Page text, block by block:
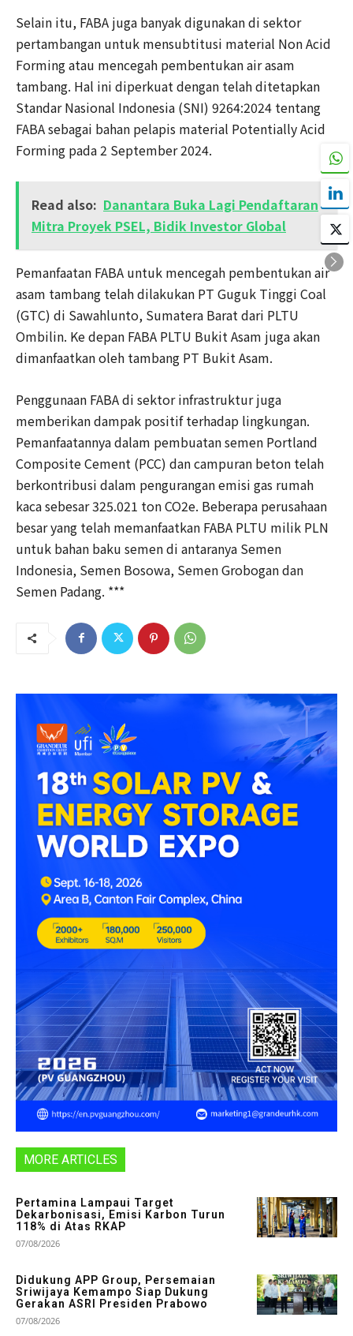
Selain itu, FABA juga banyak digunakan di sektor
pertambangan untuk mensubtitusi material Non Acid
Forming atau mencegah pembentukan air asam
tambang. Hal ini diperkuat dengan telah ditetapkan
Standar Nasional Indonesia (SNI) 9264:2024 tentang
FABA sebagai bahan pelapis material Potentially Acid
Forming pada 2 September 2024.
Read also: Danantara Buka Lagi Pendaftaran
Mitra Proyek PSEL, Bidik Investor Global
Pemanfaatan FABA untuk mencegah pembentukan air
asam tambang telah dilakukan PT Guguk Tinggi Coal
(GTC) di Sawahlunto, Sumatera Barat dari PLTU
Ombilin. Ke depan FABA PLTU Bukit Asam juga akan
dimanfaatkan oleh tambang PT Bukit Asam.
Penggunaan FABA di sektor infrastruktur juga
memberikan dampak positif terhadap lingkungan.
Pemanfaatannya dalam pembuatan semen Portland
Composite Cement (PCC) dan campuran beton telah
berkontribusi dalam pengurangan emisi gas rumah
kaca sebesar 325.021 ton CO2e. Beberapa perusahaan
besar yang telah memanfaatkan FABA PLTU milik PLN
untuk bahan baku semen di antaranya Semen
Indonesia, Semen Bosowa, Semen Grobogan dan
Semen Padang. ***
MORE ARTICLES
Pertamina Lampaui Target
Dekarbonisasi, Emisi Karbon Turun
118% di Atas RKAP
07/08/2026
Didukung APP Group, Persemaian
Sriwijaya Kemampo Siap Dukung
Gerakan ASRI Presiden Prabowo
07/08/2026